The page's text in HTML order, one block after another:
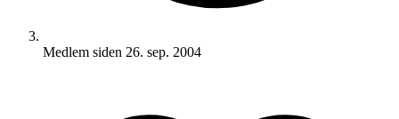
Medlem siden 26. sep. 2004